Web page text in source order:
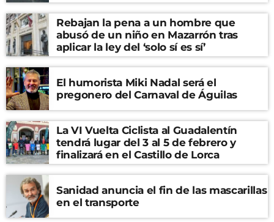
Rebajan la pena a un hombre que
abusó de un niño en Mazarrón tras
aplicar la ley del ‘solo sí es sí’
El humorista Miki Nadal será el
pregonero del Carnaval de Águilas
La VI Vuelta Ciclista al Guadalentín
tendrá lugar del 3 al 5 de febrero y
finalizará en el Castillo de Lorca
Sanidad anuncia el fin de las mascarillas
en el transporte